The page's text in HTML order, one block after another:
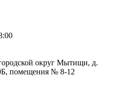
округ Мытищи, д.
помещения № 8-12